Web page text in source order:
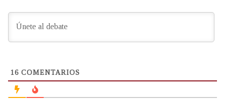
16 COMENTARIOS